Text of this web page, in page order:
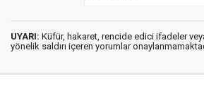
UYARI: Küfür, hakaret, rencide edici ifadeler
yönelik saldırı içeren yorumlar